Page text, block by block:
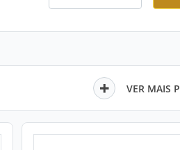
VER MAIS